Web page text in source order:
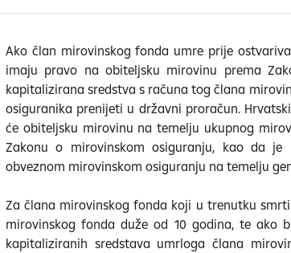
Ako član mirovinskog fonda umre prije
imaju pravo na obiteljsku mirovinu prema
kapitalizirana sredstva s računa tog člana
osiguranika prenijeti u državni proračun.
će obiteljsku mirovinu na temelju ukupnog
Zakonu o mirovinskom osiguranju, kao da
obveznom mirovinskom osiguranju na temelju
Za člana mirovinskog fonda koji u trenutku
mirovinskog fonda duže od 10 godina, te ako
kapitaliziranih sredstava umrloga člana